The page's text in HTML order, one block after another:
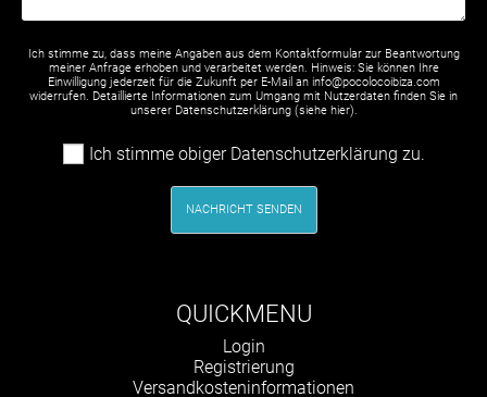
Ich stimme zu, dass meine Angaben aus dem Kontaktformular zur Beantwortung
meiner Anfrage erhoben und verarbeitet werden. Hinweis: Sie können Ihre
Einwilligung jederzeit für die Zukunft per E-Mail an info@pocolocoibiza.com
widerrufen. Detaillierte Informationen zum Umgang mit Nutzerdaten finden Sie in
unserer Datenschutzerklärung (siehe hier).
Ich stimme obiger Datenschutzerklärung zu.
NACHRICHT SENDEN
QUICKMENU
Navigation
überspringen
Login
Registrierung
Versandkosteninformationen